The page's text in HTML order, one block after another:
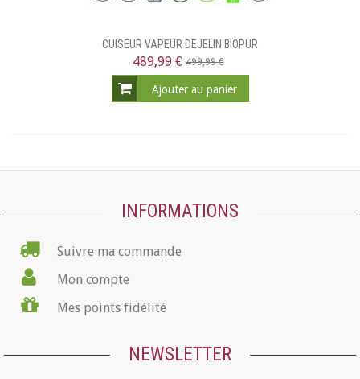
CUISEUR VAPEUR DEJELIN BIOPUR
489,99 €499,99 €
Ajouter au panier
INFORMATIONS
Suivre ma commande
Mon compte
Mes points fidélité
NEWSLETTER